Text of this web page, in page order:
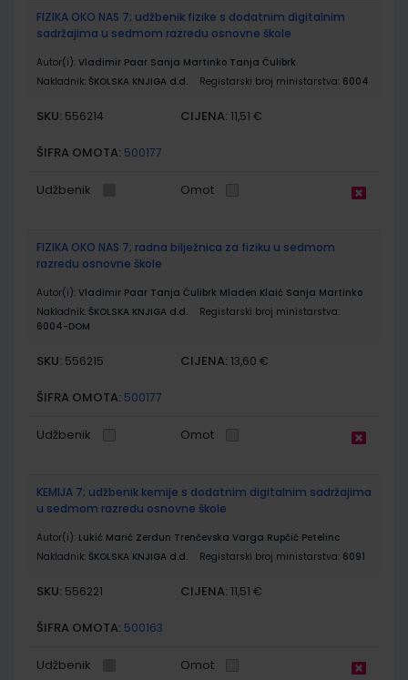
FIZIKA OKO NAS 7; udžbenik fizike s dodatnim digitalnim
sadržajima u sedmom razredu osnovne škole
Autor(i): Vladimir Paar Sanja Martinko Tanja Ćulibrk
Nakladnik: ŠKOLSKA KNJIGA d.d. Registarski broj ministarstva: 6004
SKU: 556214 CIJENA: 11,51 €
ŠIFRA OMOTA: 500177
Udžbenik Omot
FIZIKA OKO NAS 7; radna bilježnica za fiziku u sedmom
razredu osnovne škole
Autor(i): Vladimir Paar Tanja Ćulibrk Mladen Klaić Sanja Martinko
Nakladnik: ŠKOLSKA KNJIGA d.d.
Registarski broj ministarstva:
6004-DOM
SKU: 556215 CIJENA: 13,60 €
ŠIFRA OMOTA: 500177
Udžbenik Omot
KEMIJA 7; udžbenik kemije s dodatnim digitalnim sadržajima
u sedmom razredu osnovne škole
Autor(i): Lukić Marić Zerdun Trenčevska Varga Rupčić Petelinc
Nakladnik: ŠKOLSKA KNJIGA d.d. Registarski broj ministarstva: 6091
SKU: 556221 CIJENA: 11,51 €
ŠIFRA OMOTA: 500163
Udžbenik Omot